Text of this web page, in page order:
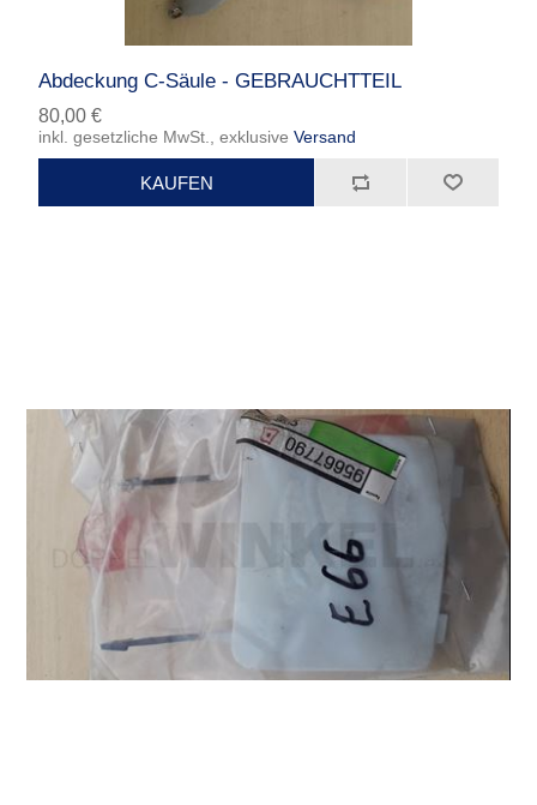
Abdeckung C-Säule - GEBRAUCHTTEIL
80,00 €
inkl. gesetzliche MwSt., exklusiveVersand